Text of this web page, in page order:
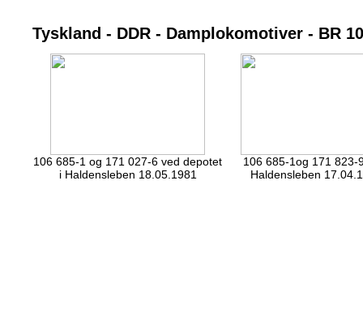
Tyskland - DDR - Damplokomotiver - BR
106 685-1 og 171 027-6 ved depotet
i Haldensleben 18.05.1981
106 685-1og 171 823-
Haldensleben